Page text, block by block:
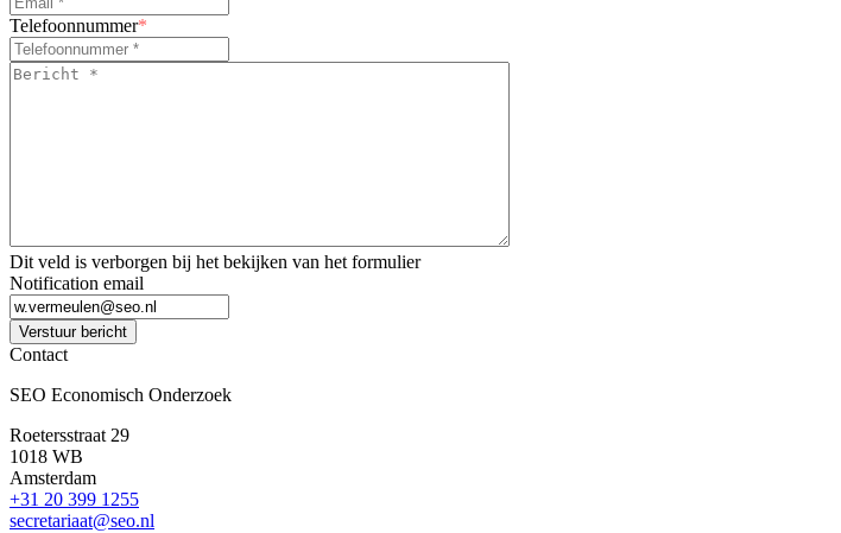
Telefoonnummer*
Bericht
Dit veld is verborgen bij het bekijken van het formulier
Notification email
Verstuur bericht
Contact
SEO Economisch Onderzoek
Roetersstraat 29
1018 WB
Amsterdam
+31 20 399 1255
secretariaat@seo.nl